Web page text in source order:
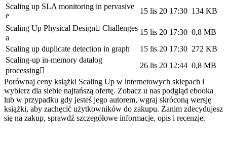
Scaling up SLA monitoring in pervasive
e
15 lis 20 17:30 134 KB
Scaling Up Physical Design Challenges
a
15 lis 20 17:30 0,8 MB
Scaling up duplicate detection in graph
15 lis 20 17:30 272 KB
Scaling-up in-memory datalog
processing
26 lis 20 12:44 0,8 MB
Porównaj ceny książki Scaling Up w internetowych sklepach i
wybierz dla siebie najtańszą ofertę. Zobacz u nas podgląd ebooka
lub w przypadku gdy jesteś jego autorem, wgraj skróconą wersję
książki, aby zachęcić użytkowników do zakupu. Zanim zdecydujesz
się na zakup, sprawdź szczegółowe informacje, opis i recenzje.